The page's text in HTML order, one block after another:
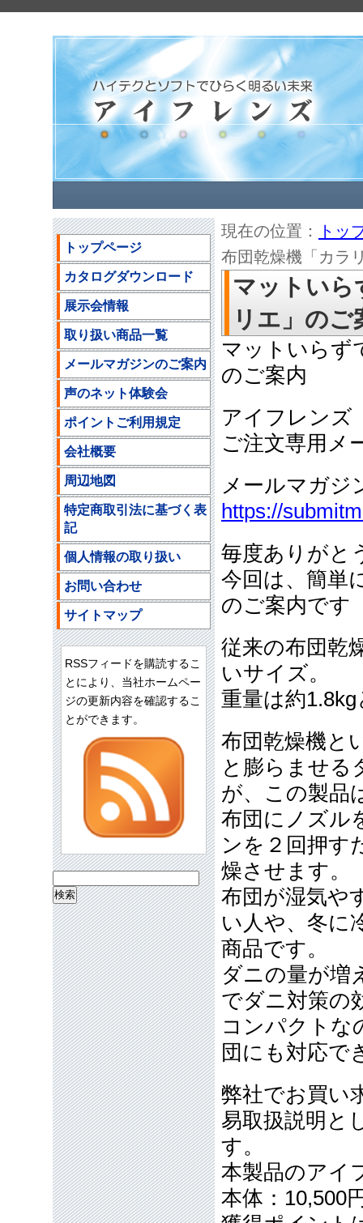
現在の位置：
トッ
布団乾燥機「カラ
マットいら
リエ」のご
マットいらず
のご案内
アイフレン
ご注文専用
メールマガジ
https://
毎度ありがと
今回は、簡単
のご案内です
従来の布団乾
いサイズ。
重量は約
布団乾燥機と
と膨らませる
が、この製品
布団にノズル
ンを２回押す
燥させます。
布団が湿気や
い人や、冬に
商品です。
ダニの量が増
でダニ対策の
コンパクトな
団にも対応で
弊社でお買い
易取扱説明と
す。
本製品のアイ
本体：10,500
トップページ
カタログダウンロード
展示会情報
取り扱い商品一覧
メールマガジンのご案内
声のネット体験会
ポイントご利用規定
会社概要
周辺地図
特定商取引法に基づく表
記
個人情報の取り扱い
お問い合わせ
サイトマップ
RSSフィードを購読するこ
とにより、当社ホームペー
ジの更新内容を確認するこ
とができます。
索: